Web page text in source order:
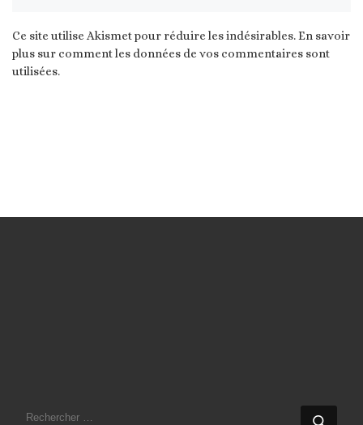
Ce site utilise Akismet pour réduire les indésirables.En savoir
plus sur comment les données de vos commentaires sont
utilisées.
RECHERCHER